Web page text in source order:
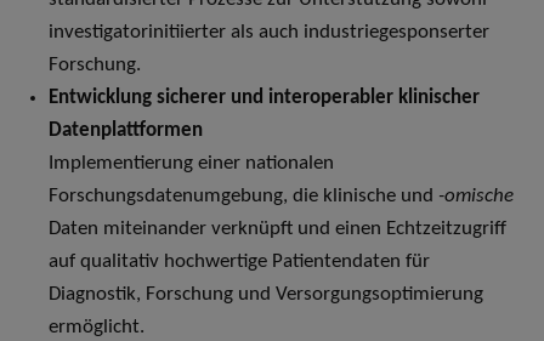
investigatorinitiierter als auch industriegesponserter
Forschung.
Entwicklung sicherer und interoperabler klinischer
Datenplattformen
Implementierung einer nationalen
Forschungsdatenumgebung, die klinische und -omische
Daten miteinander verknüpft und einen Echtzeitzugriff
auf qualitativ hochwertige Patientendaten für
Diagnostik, Forschung und Versorgungsoptimierung
ermöglicht.